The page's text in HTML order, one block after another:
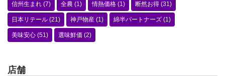
信州生まれ (7) 全農 (1) 情熱価格 (1) 断然お得 (31)
日本リテール (21) 神戸物産 (1) 綿半パートナーズ (1)
美味安心 (51) 選味鮮価 (2)
店舗